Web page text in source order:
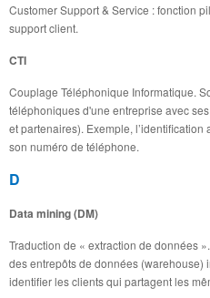
Customer Support & Service : fonction
support client.
CTI
Couplage Téléphonique Informatique.
téléphoniques d'une entreprise avec
et partenaires). Exemple,
son numéro de téléphone.
D
Data mining (DM)
Traduction de « extraction de données
des entrepôts de données (warehouse)
identifier les clients qui partagent les